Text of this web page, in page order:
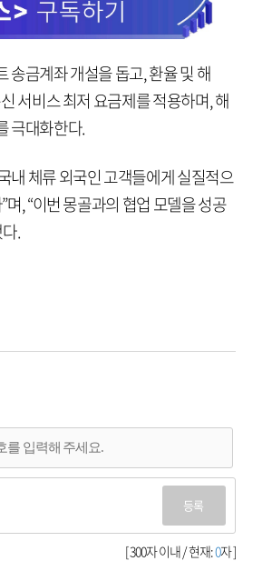
송금계좌 개설을 돕고, 환율 및 해
서비스 최저 요금제를 적용하며, 해
극대화한다.
내 체류 외국인 고객들에게 실질적으
, “이번 몽골과의 협업 모델을 성공
.
등록
[ 300자 이내 / 현재:0자 ]